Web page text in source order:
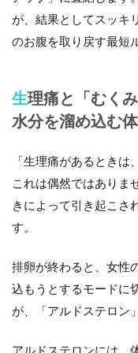
が、結果としてスッキ
のお腹を取り戻す最短
生理痛と「むくみ」はセットでやってくる？
水分を溜め込む
「生理痛があるときは
これは偶然ではありま
きによって引き起こさ
す。
排卵が終わると、女性
込もうとするモードに
が、
「アルドステロン」